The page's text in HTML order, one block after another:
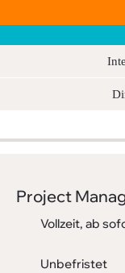
Project
Vollzeit, ab
Unbefristet
AGB
Impressum
FAQ
Sitemap
Datenschutz